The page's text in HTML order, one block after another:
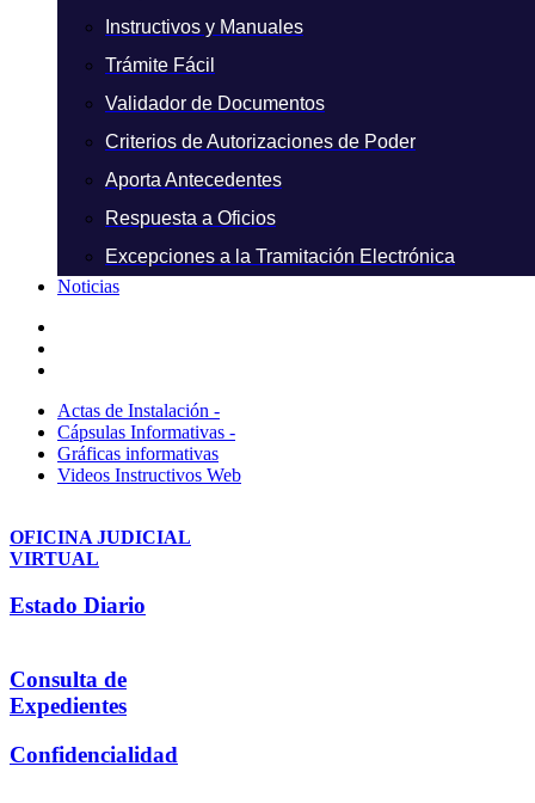
Instructivos y Manuales
Trámite Fácil
Validador de Documentos
Criterios de Autorizaciones de Poder
Aporta Antecedentes
Respuesta a Oficios
Excepciones a la Tramitación Electrónica
Noticias
Actas de Instalación -
Cápsulas Informativas -
Gráficas informativas
Videos Instructivos Web
OFICINA JUDICIAL
VIRTUAL
Estado Diario
Consulta de
Expedientes
Confidencialidad